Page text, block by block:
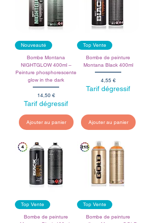
Nouveauté
Bombe Montana
NIGHTGLOW 400ml –
Peinture phosphorescente
glow in the dark
Prix
14,50 €
Tarif dégressif
Ajouter au panier
Top Vente
Bombe de peinture
Montana Black 400ml
Prix
4,55 €
Tarif dégressif
Ajouter au panier
Top Vente
Bombe de peinture
Top Vente
Bombe de peinture